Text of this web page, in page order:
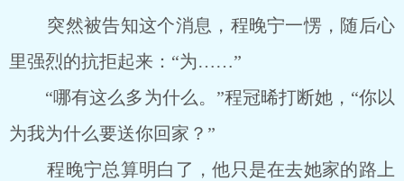
突然被告知这个消息，程晚宁一愣，随后心
里强烈的抗拒起来：“为……”
“哪有这么多为什么。”程冠晞打断她，“你以
为我为什么要送你回家？”
程晚宁总算明白了，他只是在去她家的路上